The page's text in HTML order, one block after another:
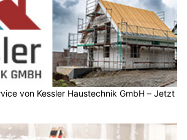
von Kessler Haustechnik GmbH – Jetzt